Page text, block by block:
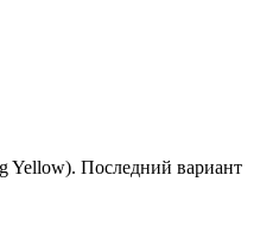
Yellow). Последний вариант